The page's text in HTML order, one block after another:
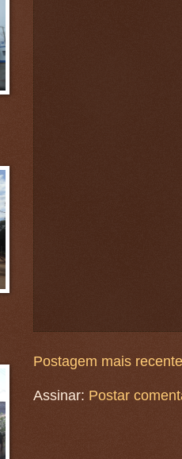
Postagem mais recente
Assinar: Postar